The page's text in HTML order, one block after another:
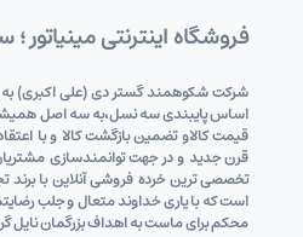
فروشگاه اینترنتی
اساس پایبندی سه نسل،به سه اصل
قیمت کالاو تضمین بازگشت کالا و با
قرن جدید و در جهت توانمندسازی مشتریان
تخصصی ترین خرده فروشی آنلاین با برند
است که با یاری خداوند متعال و جلب
محکم برای ماست به اهداف بزرگمان نایل